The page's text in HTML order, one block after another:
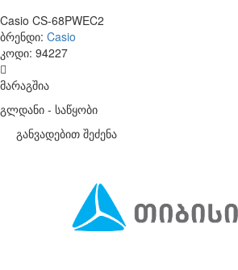
Casio CS-68PWEC2
ბრენდი: Casio
კოდი: 94227
მარაგშია
გლდანი - საწყობი
განვადებით შეძენა